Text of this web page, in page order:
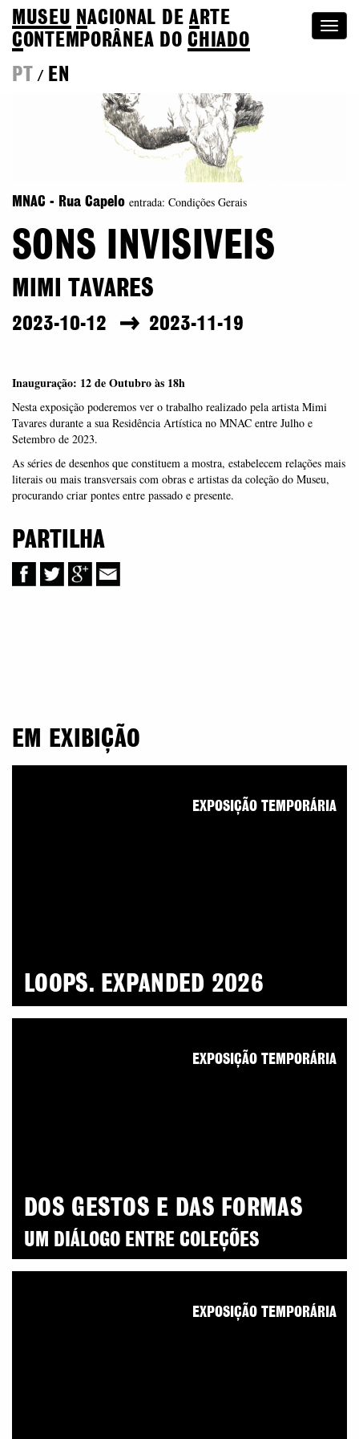
MUSEU NACIONAL DEA RTE
CONTEMPORÂNEA DOCHIADO
PT
/ EN
MNAC - Rua Capelo entrada: Condições Gerais
SONS INVISIVEIS
MIMI TAVARES
2023-10-12 2023-11-19
Inauguração: 12 de Outubro às 18h
Nesta exposição poderemos ver o trabalho realizado pela artista Mimi
Tavares durante a sua Residência Artística no MNAC entre Julho e
Setembro de 2023.
As séries de desenhos que constituem a mostra, estabelecem relações mais
literais ou mais transversais com obras e artistas da coleção do Museu,
procurando criar pontes entre passado e presente.
PARTILHA
EM EXIBIÇÃO
LOOPS. EXPANDED 2026
EXPOSIÇÃO TEMPORÁRIA
DOS GESTOS E DAS FORMAS
UM DIÁLOGO ENTRE COLEÇÕES
EXPOSIÇÃO TEMPORÁRIA
EXPOSIÇÃO TEMPORÁRIA